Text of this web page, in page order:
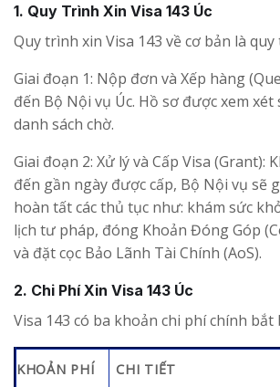
1. Quy Trình Xin Visa 143 Úc
Quy trình xin Visa 143 về cơ bản là
Giai đoạn 1: Nộp đơn và Xếp hàng
đến Bộ Nội vụ Úc. Hồ sơ được xem xét
danh sách chờ.
Giai đoạn 2: Xử lý và Cấp Visa (Grant):
đến gần ngày được cấp, Bộ Nội vụ sẽ
hoàn tất các thủ tục như: khám sức
lịch tư pháp, đóng Khoản Đóng Góp
và đặt cọc Bảo Lãnh Tài Chính (AoS).
2. Chi Phí Xin Visa 143 Úc
Visa 143 có ba khoản chi phí chính bắt
KHOẢN PHÍ CHI TIẾT